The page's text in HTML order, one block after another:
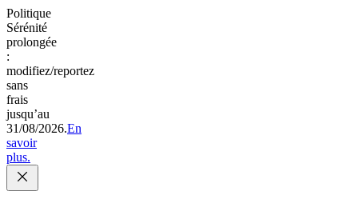
Politique
Sérénité
prolongée
:
modifiez/reportez
sans
frais
jusqu’au
31/08/2026.En
savoir
plus.